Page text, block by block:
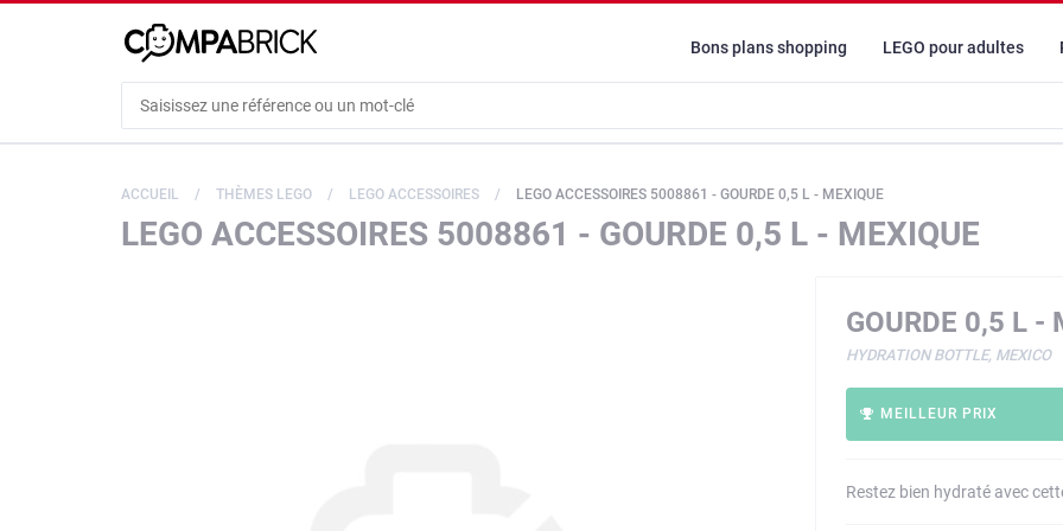
Bons plans shopping LEGO pour adultes
ACCUEIL THÈMES LEGO LEGO ACCESSOIRES LEGO ACCESSOIRES 5008861 - GOURDE 0,5 L - MEXIQUE
LEGO ACCESSOIRES 5008861 - GOURDE 0,5 L - MEXIQUE
GOURDE 0,5 L -
HYDRATION BOTTLE, MEXICO
MEILLEUR PRIX
Restez bien hydraté avec